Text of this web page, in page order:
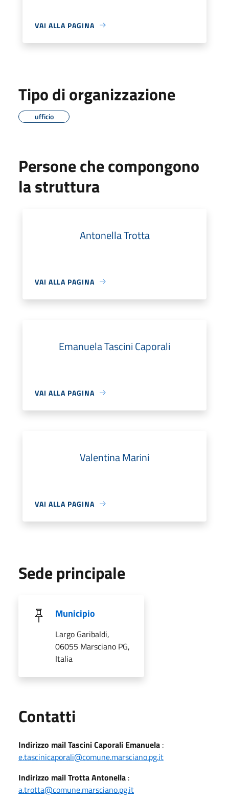
VAI ALLA PAGINA
Tipo di organizzazione
ufficio
Persone che compongono
la struttura
Antonella Trotta
VAI ALLA PAGINA
Emanuela Tascini Caporali
VAI ALLA PAGINA
Valentina Marini
VAI ALLA PAGINA
Sede principale
Municipio
Largo Garibaldi,
06055 Marsciano PG,
Italia
Contatti
Indirizzo mail Tascini Caporali Emanuela :
e.tascinicaporali@comune.marsciano.pg.it
Indirizzo mail Trotta Antonella :
a.trotta@comune.marsciano.pg.it